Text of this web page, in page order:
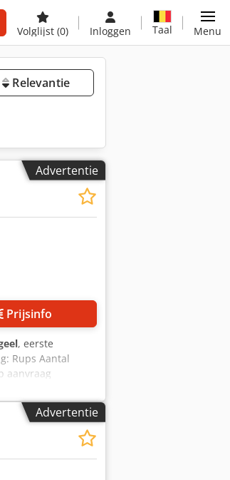
Volglijst (0) Inloggen Taal Menu
Relevantie
Advertentie
Prijsinfo
, eerste
Rups Aantal
aanvraag
Hpqrjx Angsf
Advertentie